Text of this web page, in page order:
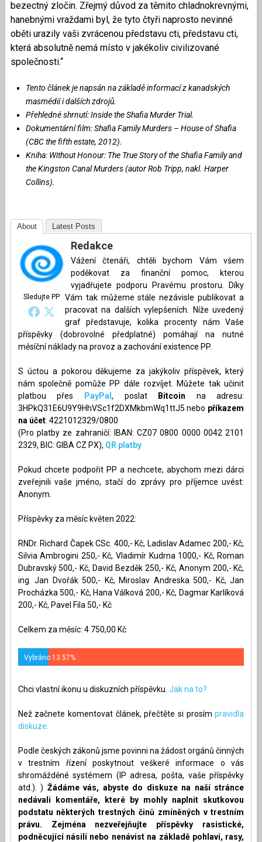
bezectný zločin. Zřejmý důvod za těmito chladnokrevnými,
hanebnými vraždami byl, že tyto čtyři naprosto nevinné
oběti urazily vaši zvrácenou představu cti, představu cti,
která absolutně nemá místo v jakékoliv civilizované
společnosti.“
Tento článek je napsán na základě informací z kanadských
masmédií i dalších zdrojů.
Přehledné shrnutí:Inside the Shafia Murder Trial.
Dokumentární film:Shafia Family Murders – House of Shafia
(CBC the fifth estate, 2012).
Kniha: Without Honour: The True Story of the Shafia Family and
the Kingston Canal Murders (autor Rob Tripp, nakl. Harper
Collins).
About Latest Posts
Sledujte PP
Redakce
Vážení čtenáři, chtěli bychom Vám všem
poděkovat za finanční pomoc, kterou
vyjadřujete podporu Pravému prostoru. Díky
Vám tak můžeme stále nezávisle publikovat a
pracovat na dalších vylepšeních. Níže uvedený
graf představuje, kolika procenty nám Vaše
příspěvky (dobrovolné předplatné) pomáhají na nutné
měsíční náklady na provoz a zachování existence PP.
S úctou a pokorou děkujeme za jakýkoliv příspěvek, který
nám společně pomůže PP dále rozvíjet. Můžete tak učinit
platbou přes
PayPal , poslat Bitcoin na adresu:
3HPkQ31E6U9Y9HhVSc1f2DXMkbmWq1ttJ5 nebo příkazem
na účet: 4221012329/0800
(Pro platby ze zahraničí: IBAN: CZ07 0800 0000 0042 2101
2329, BIC: GIBA CZ PX), QR platby
Pokud chcete podpořit PP a nechcete, abychom mezi dárci
zveřejnili vaše jméno, stačí do zprávy pro příjemce uvést:
Anonym.
Příspěvky za měsíc květen 2022:
RNDr. Richard Čapek CSc. 400,- Kč, Ladislav Adamec 200,- Kč,
Silvia Ambrogini 250,- Kč, Vladimír Kudrna 1000,- Kč, Roman
Dubravský 500,- Kč, David Bezděk 250,- Kč, Anonym 200,- Kč,
ing. Jan Dvořák 500,- Kč, Miroslav Andreska 500,- Kč, Jan
Procházka 500,- Kč, Hana Válková 200,- Kč, Dagmar Karlíková
200,- Kč, Pavel Fila 50,- Kč
Celkem za měsíc: 4 750,00 Kč
Vybráno 13.57%
Chci vlastní ikonu u diskuzních příspěvku. Jak na to?
Než začnete komentovat článek, přečtěte si prosímpravidla
diskuze.
Podle českých zákonů jsme povinni na žádost orgánů činných
v trestním řízení poskytnout veškeré informace o vás
shromážděné systémem (IP adresa, pošta, vaše příspěvky
atd.). ) Žádáme vás, abyste do diskuze na naší stránce
nedávali komentáře, které by mohly naplnit skutkovou
podstatu některých trestných činů zmíněných v trestním
právu. Zejména nezveřejňujte příspěvky rasistické,
podněcující násilí nebo nenávist na základě pohlaví, rasy,